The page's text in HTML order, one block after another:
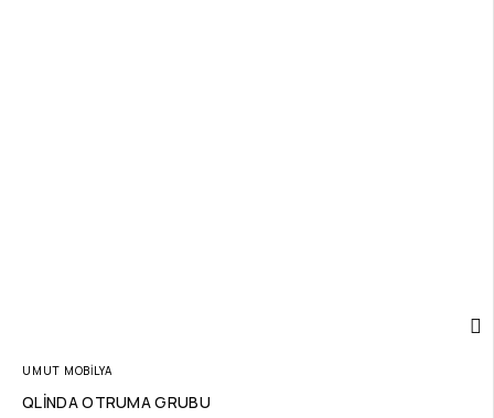
UMUT MOBİLYA
QLİNDA OTRUMA GRUBU